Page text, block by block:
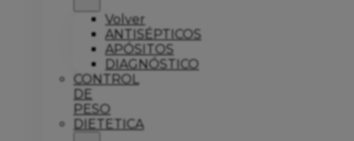
Volver
ANTISÉPTICOS
APÓSITOS
DIAGNÓSTICO
CONTROL
DE
PESO
DIETETICA